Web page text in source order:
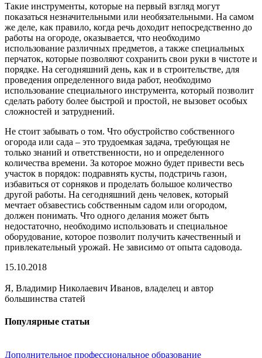
Такие инструменты, которые на первый взгляд могут
показаться незначительными или необязательными. На самом
же деле, как правило, когда речь доходит непосредственно до
работы на огороде, оказывается, что необходимо
использование различных предметов, а также специальных
перчаток, которые позволяют сохранить свои руки в чистоте и
порядке. На сегодняшний день, как и в строительстве, для
проведения определенного вида работ, необходимо
использование специального инструмента, который позволит
сделать работу более быстрой и простой, не вызовет особых
сложностей и затруднений.
Не стоит забывать о том. Что обустройство собственного
огорода или сада – это трудоемкая задача, требующая не
только знаний и ответственности, но и определенного
количества времени. За которое можно будет привести весь
участок в порядок: подравнять кусты, подстричь газон,
избавиться от сорняков и проделать большое количество
другой работы. На сегодняшний день человек, который
мечтает обзавестись собственным садом или огородом,
должен понимать. Что одного делания может быть
недостаточно, необходимо использовать и специальное
оборудование, которое позволит получить качественный и
привлекательный урожай. Не зависимо от опыта садовода.
15.10.2018
Я, Владимир Николаевич Иванов, владелец и автор
большинства статей
Популярные статьи
Дополнительное профессиональное образование